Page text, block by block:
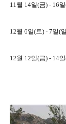
11월 14일(금) - 16
12월 6일(토) - 7일(
12월 12일(금) - 14